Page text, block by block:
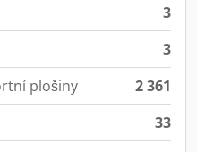
3
3
plošiny
2 361
33